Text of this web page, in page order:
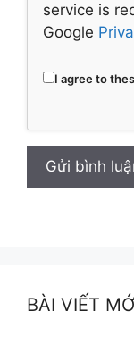
service is
Google
I agree to
BÀI VIẾT